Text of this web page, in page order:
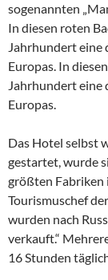
sogenannten
In diesen roten
Jahrhundert eine
Europas. In
Jahrhundert eine
Europas.
Das Hotel selbst
gestartet, wurde
größten Fabriken
Tourismuschef
wurden nach
verkauft.“
16 Stunden